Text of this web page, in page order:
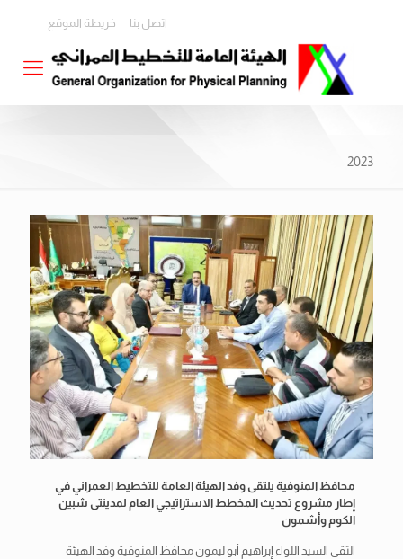
اتصل بنا خريطة الموقع
2023
محافظ المنوفية يلتقى وفد الهيئة العامة للتخطيط العمراني في
إطار مشروع تحديث المخطط الاستراتيجي العام لمدينتى شبين
الكوم وأشمون
التقى السيد اللواء إبراهيم أبو ليمون محافظ المنوفية وفد الهيئة